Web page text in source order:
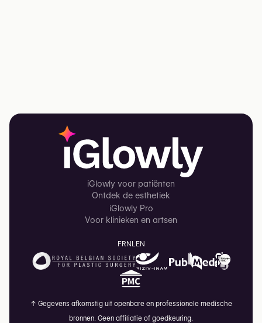
iGlowly voor patiënten
Ontdek de esthetiek
iGlowly Pro
Voor klinieken en artsen
FRNL EN
↑ Gegevens afkomstig uit openbare en professionele medische
bronnen. Geen affiliatie of goedkeuring.